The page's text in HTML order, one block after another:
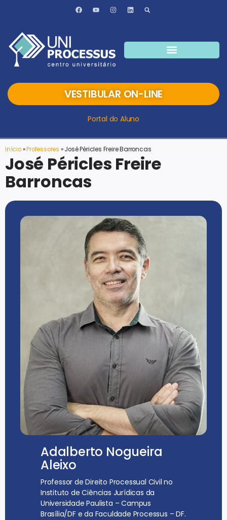
VESTIBULAR ON-LINE
Portal do Aluno
Início»Professores »José Péricles Freire Barroncas
José Péricles Freire
Barroncas
Adalberto Nogueira
Aleixo
Professor de Direito Processual Civil no
Instituto de Ciências Jurídicas da
Universidade Paulista – Campus
Brasília/DF e da Faculdade Processus – DF.